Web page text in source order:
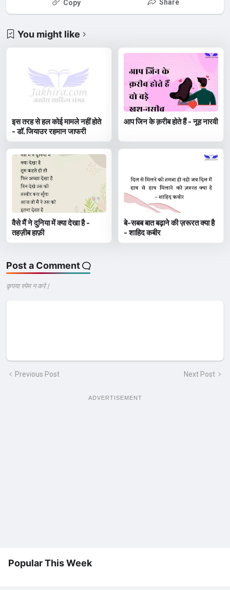
Copy Share
You might like
इस तरह से हल कोई मामले नहीं होते
- डॉ. जियाउर रहमान जाफरी
आप जिन के क़रीब होते हैं - नूह नारवी
वैसे मैं ने दुनिया में क्या देखा है -
तहज़ीब हाफ़ी
बे-सबब बात बढ़ाने की ज़रूरत क्या है
- शाहिद कबीर
Post a Comment
कृपया स्पेम न करे |
Previous Post Next Post
ADVERTISEMENT
Popular This Week